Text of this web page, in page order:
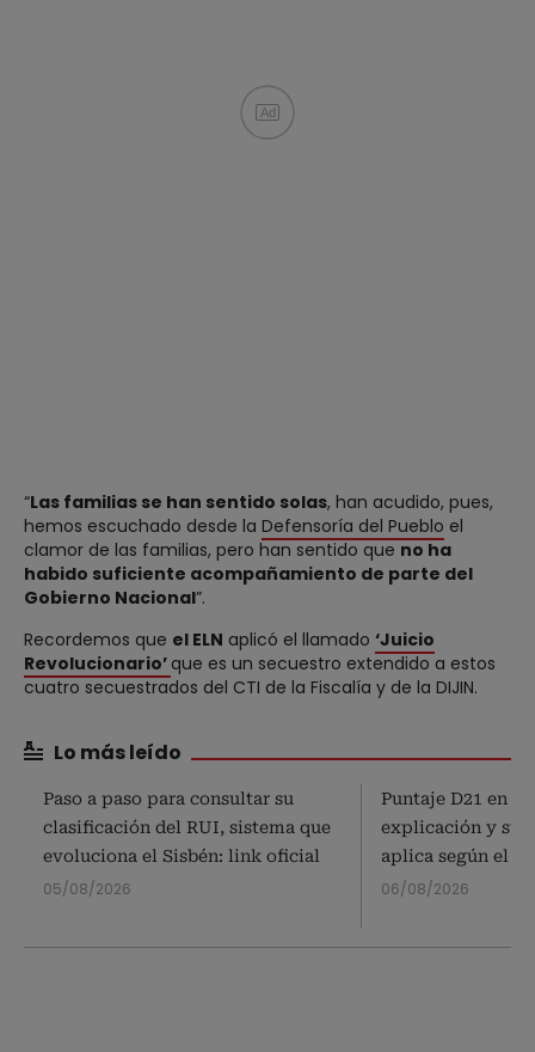
Ad
“Las familias se han sentido solas, han acudido, pues,
hemos escuchado desde la Defensoría del Pueblo el
clamor de las familias, pero han sentido que no ha
habido suficiente acompañamiento de parte del
Gobierno Nacional”.
Recordemos que el ELN aplicó el llamado ‘Juicio
Revolucionario’ que es un secuestro extendido a estos
cuatro secuestrados del CTI de la Fiscalía y de la DIJIN.
Lo más leído
Paso a paso para consultar su
clasificación del RUI, sistema que
evoluciona el Sisbén: link oficial
05/08/2026
Puntaje D21 en
explicación y
aplica según el
06/08/2026